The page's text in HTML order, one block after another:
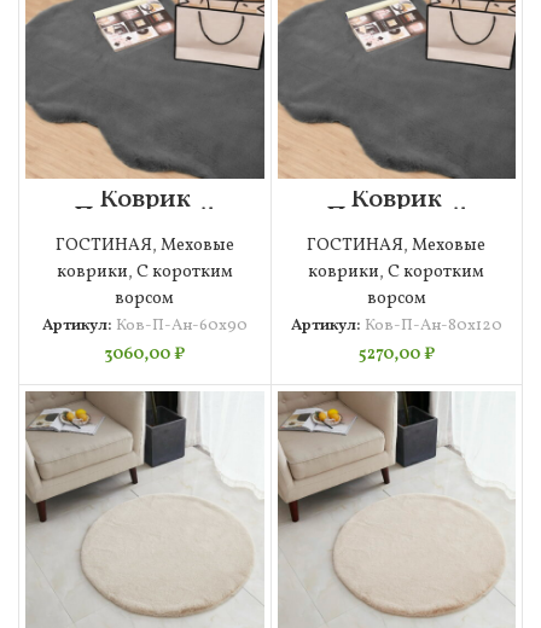
Коврик
Плюшевый
(антрацит)
60х90
ГОСТИНАЯ, Меховые
коврики, С коротким
ворсом
Артикул: Ков-П-Ан-60х90
3060,00₽
Коврик
Плюшевый
(антрацит)
80х120
ГОСТИНАЯ,Меховые
коврики,С коротким
ворсом
Артикул: Ков-П-Ан-80х120
5270,00₽